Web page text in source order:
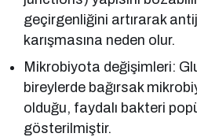
geçirgenliğini artırarak
karışmasına neden olur.
Mikrobiyota değişimleri:
bireylerde bağırsak
olduğu, faydalı bakteri
gösterilmiştir.